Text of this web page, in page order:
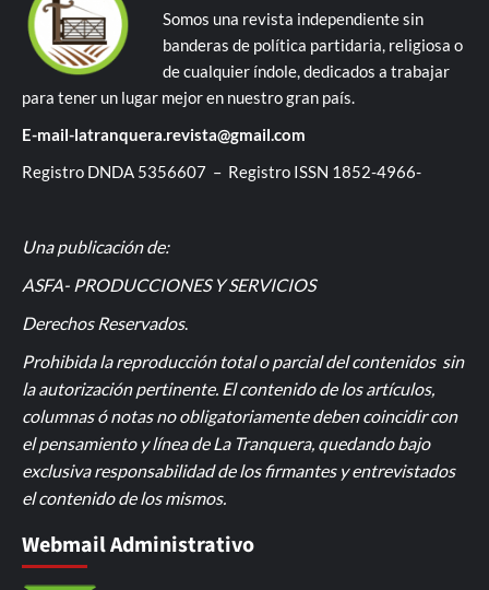
Somos una revista independiente sin
banderas de política partidaria, religiosa o
de cualquier índole, dedicados a trabajar
para tener un lugar mejor en nuestro gran país.
E-mail-latranquera.revista@gmail.com
Registro DNDA 5356607 – Registro ISSN 1852-4966-
Una publicación de:
ASFA- PRODUCCIONES Y SERVICIOS
Derechos Reservados.
Prohibida la reproducción total o parcial del contenidos sin
la autorización pertinente. El contenido de los artículos,
columnas ó notas no obligatoriamente deben coincidir con
el pensamiento y línea de La Tranquera, quedando bajo
exclusiva responsabilidad de los firmantes y entrevistados
el contenido de los mismos.
Webmail Administrativo